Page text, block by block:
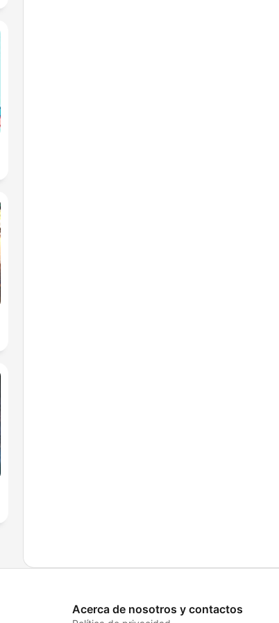
Acerca de nosotros y contactos